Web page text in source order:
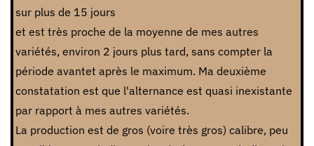
sur plus de 15 jours
et est très proche de la moyenne de mes autres
variétés, environ 2 jours plus tard, sans compter la
période avantet après le maximum. Ma deuxième
constatation est que l'alternance est quasi inexistante
par rapport à mes autres variétés.
La production est de gros (voire très gros) calibre, peu